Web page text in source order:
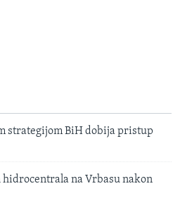
strategijom BiH dobija pristup
hidrocentrala na Vrbasu nakon